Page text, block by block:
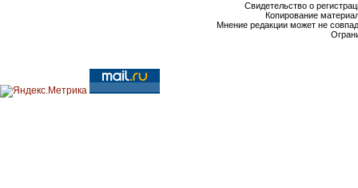
Свидетельство о
Копирование
Мнение редакции может не